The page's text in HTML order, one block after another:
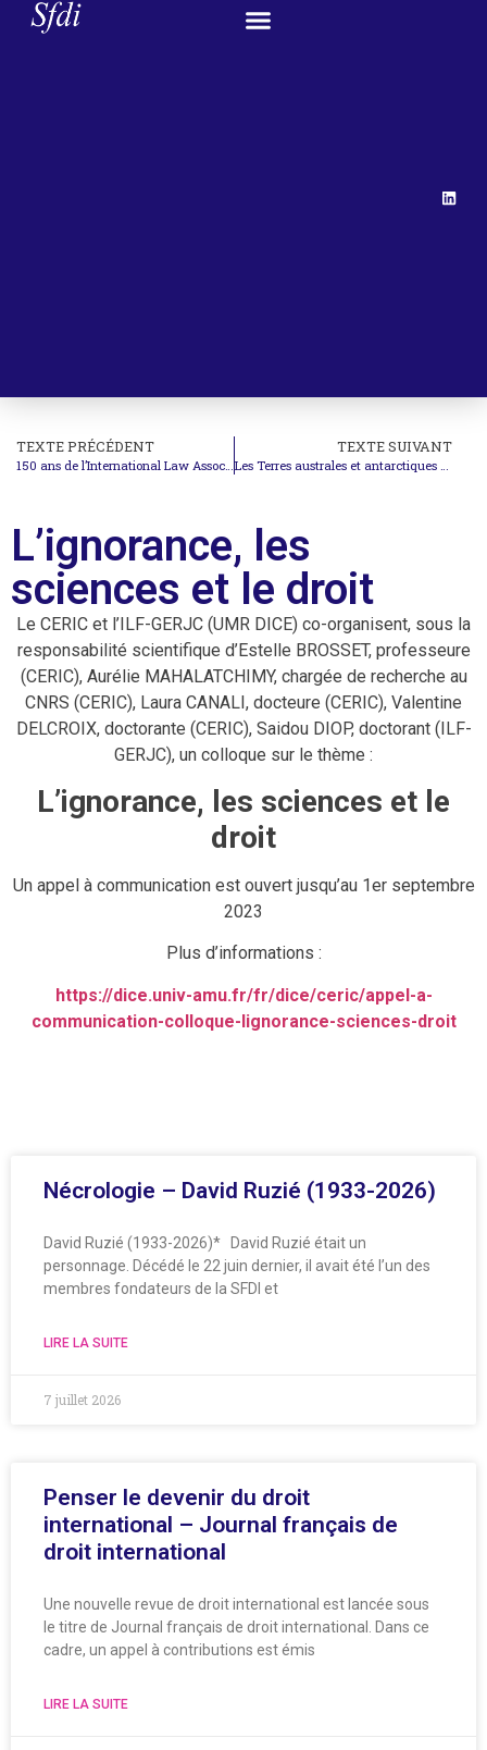
TEXTE PRÉCÉDENT TEXTE SUIVANT
L’ignorance, les
sciences et le droit
Le CERIC et l’ILF-GERJC (UMR DICE) co-organisent, sous la
responsabilité scientifique d’Estelle BROSSET, professeure
(CERIC), Aurélie MAHALATCHIMY, chargée de recherche au
CNRS (CERIC), Laura CANALI, docteure (CERIC), Valentine
DELCROIX, doctorante (CERIC), Saidou DIOP, doctorant (ILF-
GERJC), un colloque sur le thème :
L’ignorance, les sciences et le
droit
Un appel à communication est ouvert jusqu’au 1er septembre
2023
Plus d’informations :
https://dice.univ-amu.fr/fr/dice/ceric/appel-a-
communication-colloque-lignorance-sciences-droit
Nécrologie – David Ruzié (1933-2026)
David Ruzié (1933-2026)* David Ruzié était un
personnage. Décédé le 22 juin dernier, il avait été l’un des
membres fondateurs de la SFDI et
LIRE LA SUITE
7 juillet 2026
Penser le devenir du droit
international – Journal français de
droit international
Une nouvelle revue de droit international est lancée sous
le titre de Journal français de droit international. Dans ce
cadre, un appel à contributions est émis
LIRE LA SUITE